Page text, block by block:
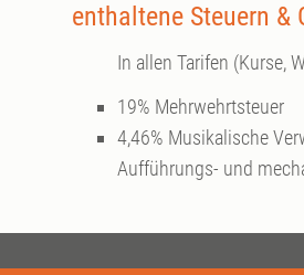
enthaltene Steuern &
In allen Tarifen (Kurse,
19% Mehrwehrtsteuer
4,46% Musikalische
Aufführungs- und